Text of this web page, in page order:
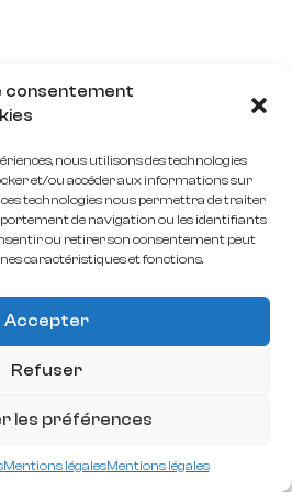
consentement
nous utilisons des technologies
et/ou accéder aux informations sur
ces technologies nous permettra de traiter
de navigation ou les identifiants
ou retirer son consentement peut
caractéristiques et fonctions.
Accepter
Refuser
les préférences
Mentions légalesMentions légales